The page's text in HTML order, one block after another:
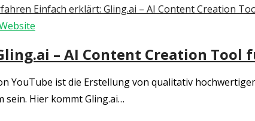
– AI Content Creation Tool
YouTube ist die Erstellung von qualitativ
sein. Hier kommt Gling.ai…